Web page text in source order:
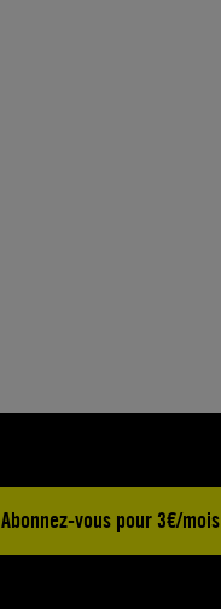
Abonnez-vous pour 3€/mois